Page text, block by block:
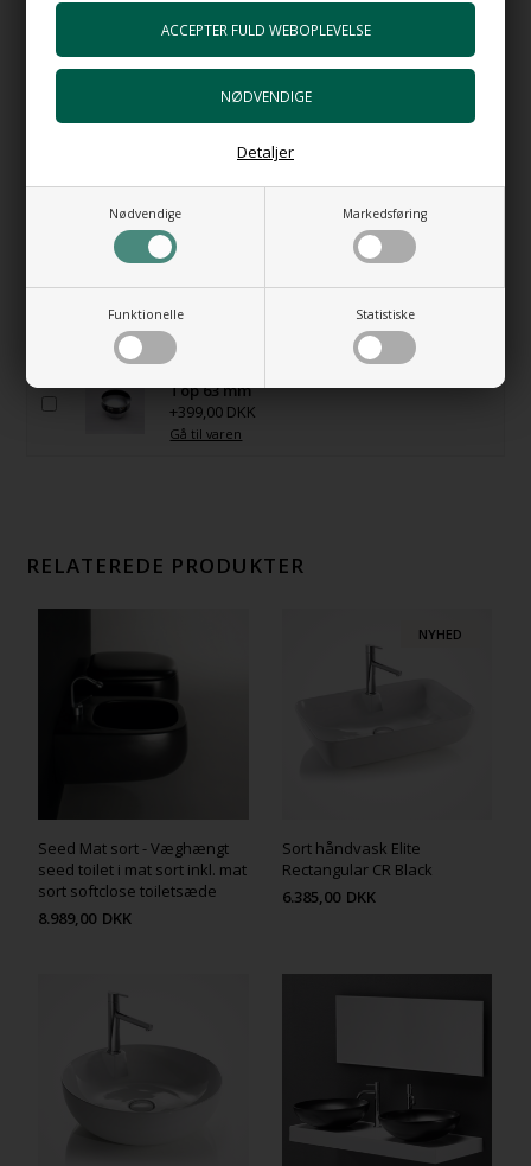
Nødvendige Markedsføring
Funktionelle Statistiske
Detaljer
Gå til varen
HI-TECH 5 Mat sort Vandlås i luksus
+1.598,00 DKK
Gå til varen
Gå til varen
+5.833,00 DKK
Gå til varen
Bundventil Free Flow i forkromet messing
Top 63 mm
+399,00 DKK
Gå til varen
RELATEREDE PRODUKTER
Seed Mat sort - Væghængt
seed toilet i mat sort inkl. mat
sort softclose toiletsæde
8.989,00 DKK
NYHED
Sort håndvask Elite
Rectangular CR Black
6.385,00 DKK